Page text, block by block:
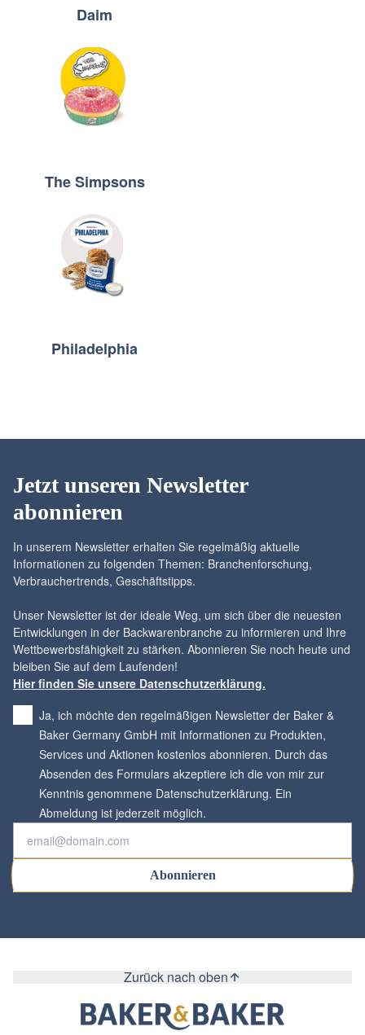
Daim
The Simpsons
Philadelphia
Jetzt unseren Newsletter
abonnieren
In unserem Newsletter erhalten Sie regelmäßig aktuelle
Informationen zu folgenden Themen: Branchenforschung,
Verbrauchertrends, Geschäftstipps.
Unser Newsletter ist der ideale Weg, um sich über die neuesten
Entwicklungen in der Backwarenbranche zu informieren und Ihre
Wettbewerbsfähigkeit zu stärken. Abonnieren Sie noch heute und
Hier finden Sie unsere Datenschutzerklärung.
Ja, ich möchte den regelmäßigen Newsletter der Baker &
Baker Germany GmbH mit Informationen zu Produkten,
Services und Aktionen kostenlos abonnieren. Durch das
Absenden des Formulars akzeptiere ich die von mir zur
Kenntnis genommene Datenschutzerklärung. Ein
Abmeldung ist jederzeit möglich.
Abonnieren
Zurück nach oben